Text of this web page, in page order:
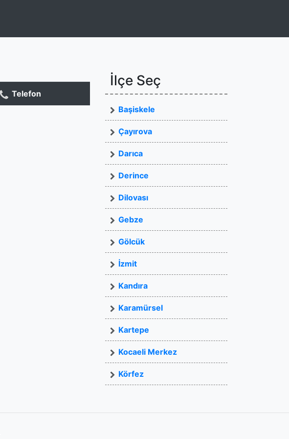
Telefon
İlçe Seç
Başiskele
Çayırova
Darıca
Derince
Dilovası
Gebze
Gölcük
İzmit
Kandıra
Karamürsel
Kartepe
Kocaeli Merkez
Körfez